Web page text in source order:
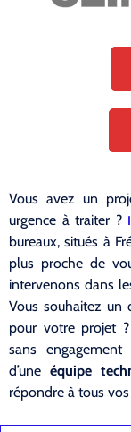
Vous avez un
urgence à traiter ?
bureaux, situés à
plus proche de
intervenons dans
Vous souhaitez un
pour votre projet
sans
d’une équipe
répondre à tous